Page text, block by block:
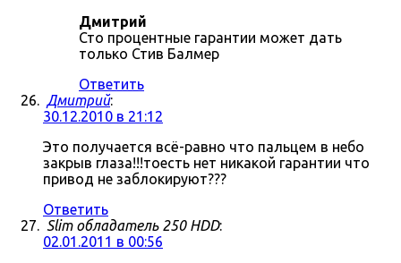
Дмитрий
Сто процентные гарантии может дать
только Стив Балмер
Ответить
Дмитрий:
30.12.2010 в 21:12
Это получается всё-равно что пальцем в небо
закрыв глаза!!!тоесть нет никакой гарантии что
привод не заблокируют???
Ответить
Slim обладатель 250 HDD:
02.01.2011 в 00:56